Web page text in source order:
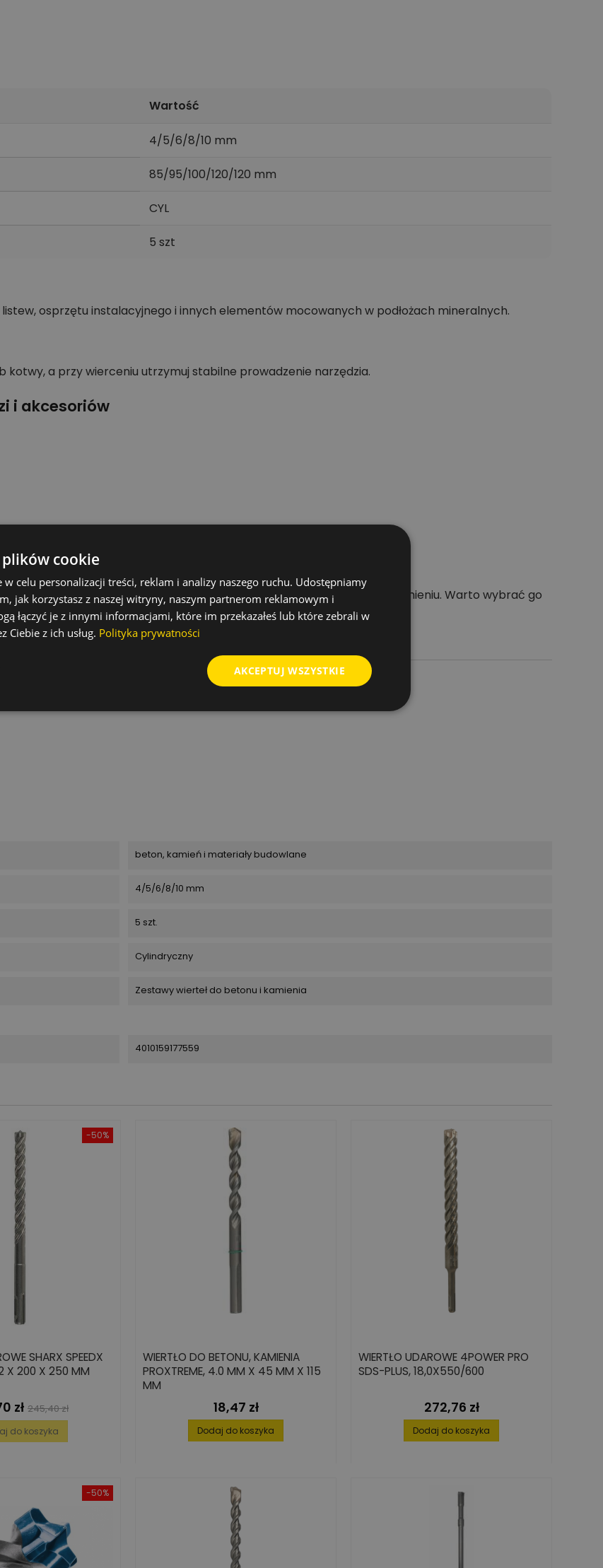
Wartość
4/5/6/8/10 mm
85/95/100/120/120 mm
CYL
5 szt
osprzętu instalacyjnego i innych elementów mocowanych w podłożach mineralnych.
kotwy, a przy wierceniu utrzymuj stabilne prowadzenie narzędzia.
i akcesoriów
pomogę.
4-10 mm to dopasowany osprzęt Heller do prac w betonie i kamieniu. Warto wybrać go
do przewidywalnego wiercenia.
beton, kamień i materiały budowlane
4/5/6/8/10 mm
5 szt.
Cylindryczny
Zestawy wierteł do betonu i kamienia
4010159177559
-50%
SHARX SPEEDX
X 200 X 250 MM
zł Cena
podstawowa
245,40 zł
do koszyka
WIERTŁO DO BETONU, KAMIENIA
PROXTREME, 4.0 MM X 45 MM X 115
MM
Cena
18,47 zł
Dodaj do koszyka
WIERTŁO UDAROWE 4POWER PRO
SDS-PLUS, 18,0X550/600
Cena
272,76 zł
Dodaj do koszyka
-50%
cookie
celu personalizacji treści, reklam i analizy naszego ruchu. Udostępniamy
jak korzystasz z naszej witryny, naszym partnerom reklamowym i
łączyć je z innymi informacjami, które im przekazałeś lub które zebrali w
Ciebie z ich usług. Polityka prywatności
AKCEPTUJ WSZYSTKIE